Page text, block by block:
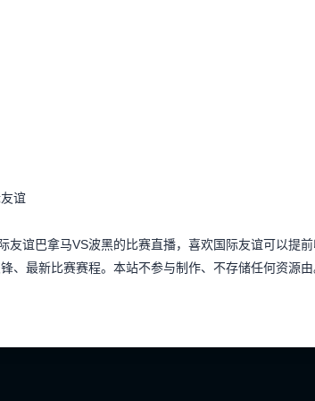
谊
友谊巴拿马VS波黑的比赛直播，喜欢国际友谊可以提
、最新比赛赛程。本站不参与制作、不存储任何资源